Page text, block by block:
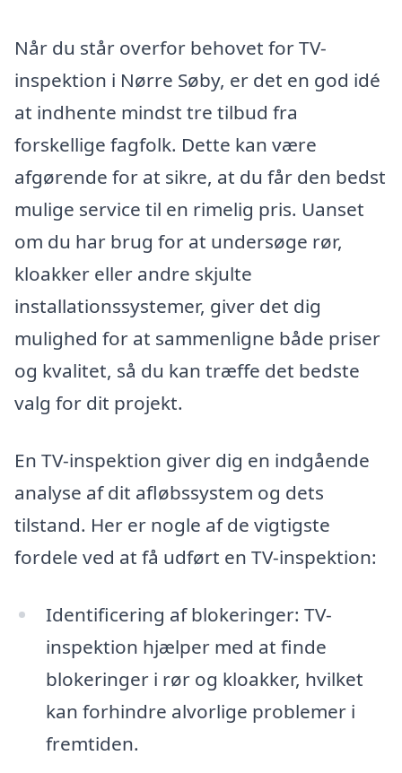
Når du står overfor behovet for TV-
inspektion i Nørre Søby, er det en god idé
at indhente mindst tre tilbud fra
forskellige fagfolk. Dette kan være
afgørende for at sikre, at du får den bedst
mulige service til en rimelig pris. Uanset
om du har brug for at undersøge rør,
kloakker eller andre skjulte
installationssystemer, giver det dig
mulighed for at sammenligne både priser
og kvalitet, så du kan træffe det bedste
valg for dit projekt.
En TV-inspektion giver dig en indgående
analyse af dit afløbssystem og dets
tilstand. Her er nogle af de vigtigste
fordele ved at få udført en TV-inspektion:
Identificering af blokeringer: TV-
inspektion hjælper med at finde
blokeringer i rør og kloakker, hvilket
kan forhindre alvorlige problemer i
fremtiden.